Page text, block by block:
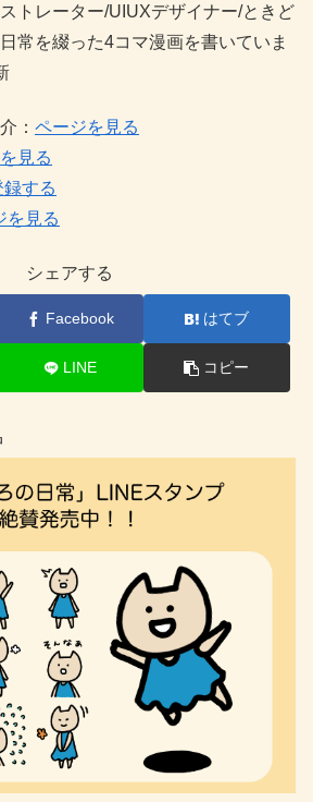
トレーター/UIUXデザイナー/ときど
常を綴った4コマ漫画を書いていま
： ページを見る
見る
する
を見る
シェアする
Facebook はてブ
LINE コピー